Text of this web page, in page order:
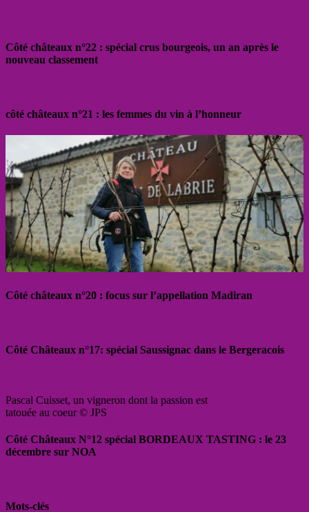
Côté châteaux n°22 : spécial crus bourgeois, un an après le
nouveau classement
côté châteaux n°21 : les femmes du vin à l’honneur
Côté châteaux n°20 : focus sur l’appellation Madiran
Côté Châteaux n°17: spécial Saussignac dans le Bergeracois
Pascal Cuisset, un vigneron dont la passion est
tatouée au coeur © JPS
Côté Châteaux N°12 spécial BORDEAUX TASTING : le 23
décembre sur NOA
Mots-clés